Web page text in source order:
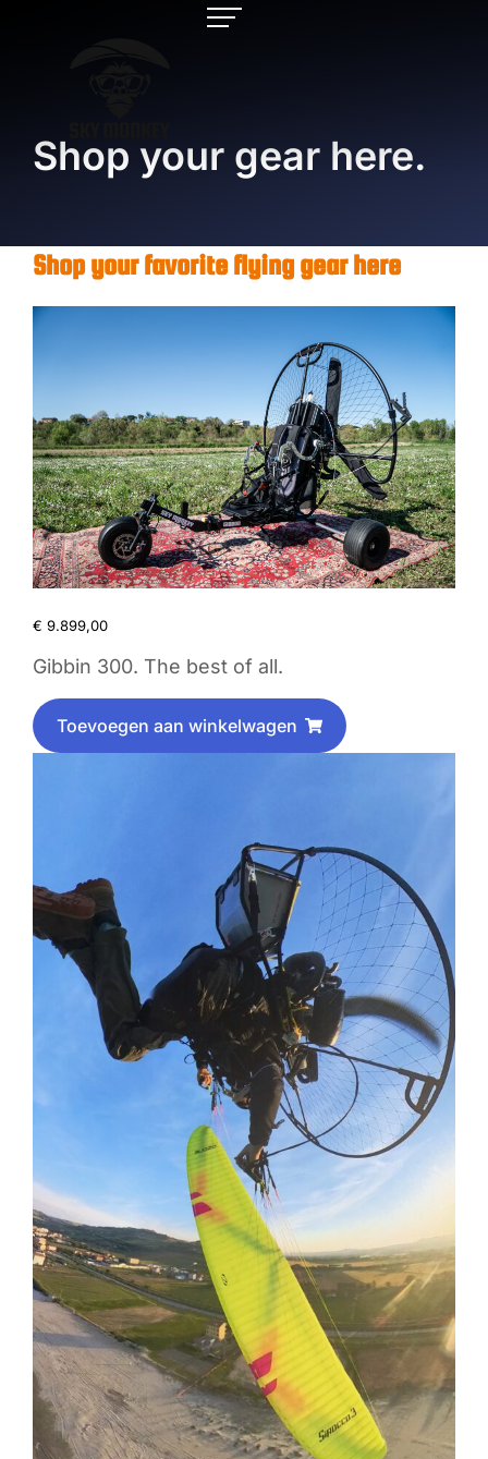
Shop your gear here.
Shop your favorite flying gear here
€ 9.899,00
Gibbin 300. The best of all.
Toevoegen aan winkelwagen